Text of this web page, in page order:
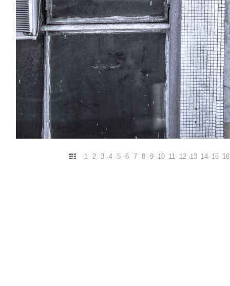
1 2 3 4 5 6 7 8 9 10 11 12 13 14 15 16